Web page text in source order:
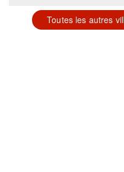
Toutes les autres